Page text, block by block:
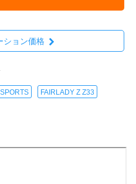
ション価格
FAIRLADY Z Z33